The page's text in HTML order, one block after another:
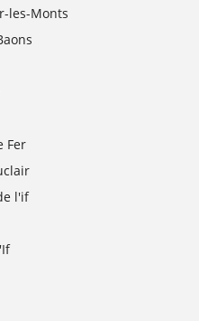
les-Monts
Fer
l'if